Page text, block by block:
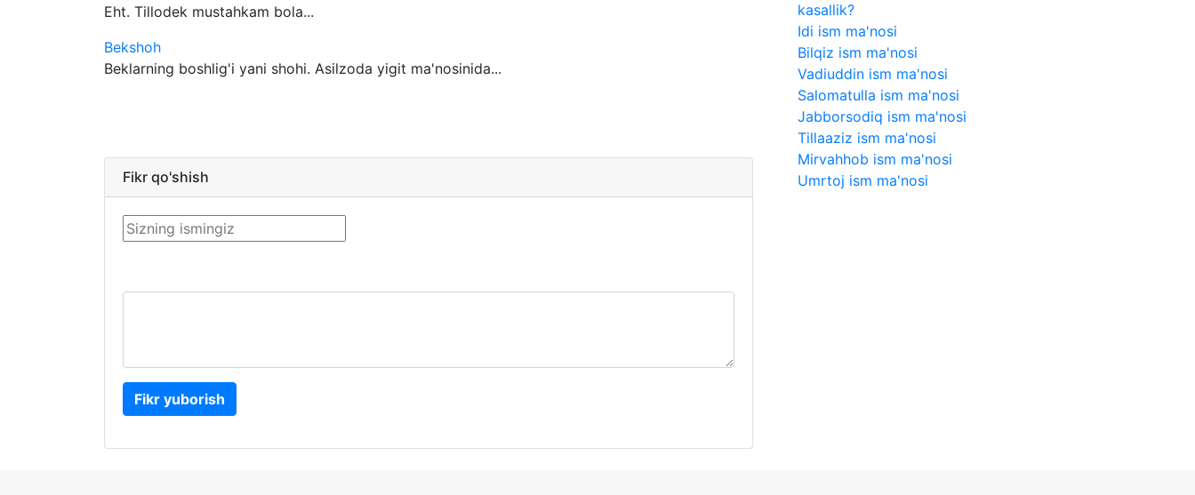
Eht. Tillodek mustahkam bola...
Bekshoh
Beklarning boshlig'i yani shohi. Asilzoda yigit ma'nosinida...
Fikr qo'shish
Fikr yuborish
kasallik?
Idi ism ma'nosi
Bilqiz ism ma'nosi
Vadiuddin ism ma'nosi
Salomatulla ism ma'nosi
Jabborsodiq ism ma'nosi
Tillaaziz ism ma'nosi
Mirvahhob ism ma'nosi
Umrtoj ism ma'nosi